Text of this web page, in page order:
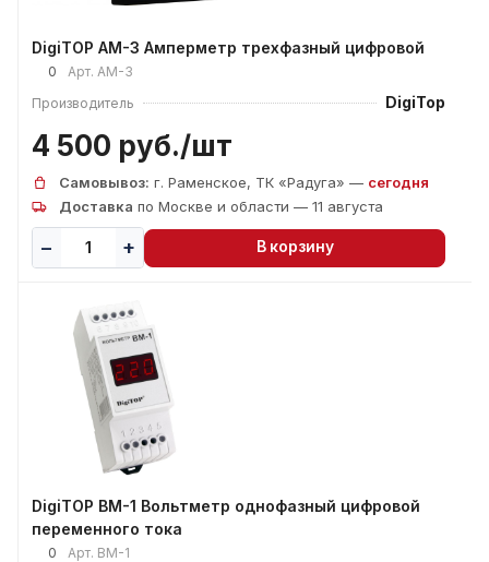
DigiTOP АМ-3 Амперметр трехфазный цифровой
0 Арт. АМ-3
Производитель
DigiTop
4 500 руб./шт
Самовывоз: г. Раменское, ТК «Радуга» — сегодня
Доставка по Москве и области — 11 августа
В корзину
DigiTOP BM-1 Вольтметр однофазный цифровой
переменного тока
0 Арт. BM-1